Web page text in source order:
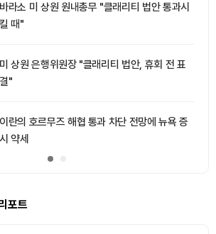
바라소 미 상원 원내총무 "클래리티 법안 통과시
킬 때"
미 상원 은행위원장 "클래리티 법안, 휴회 전 표
결"
이란의 호르무즈 해협 통과 차단 전망에 뉴욕 증
시 약세
포트